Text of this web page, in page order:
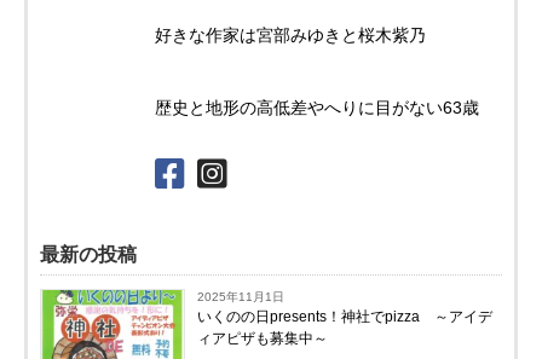
好きな作家は宮部みゆきと桜木紫乃
歴史と地形の高低差やへりに目がない63歳
最新の投稿
2025年11月1日
いくのの日presents！神社でpizza ～アイデ
ィアピザも募集中～